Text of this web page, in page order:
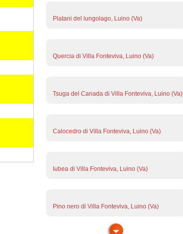
Platani del lungolago, Luino (Va)
Quercia di Villa Fonteviva, Luino (Va)
Tsuga del Canada di Villa Fonteviva, Luino (Va)
Calocedro di Villa Fonteviva, Luino (Va)
Iubea di Villa Fonteviva, Luino (Va)
Pino nero di Villa Fonteviva, Luino (Va)